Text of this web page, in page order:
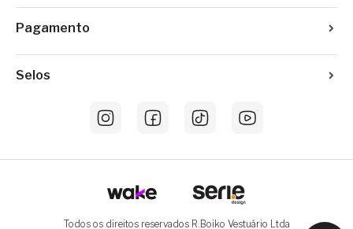
Pagamento
Selos
Todos os direitos reservados R.Boiko Vestuário Ltda